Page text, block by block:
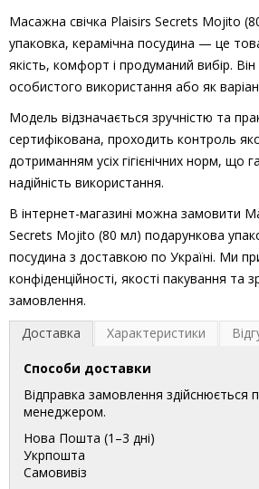
Масажна свічка Plaisirs Secrets Mojito
упаковка, керамічна посудина — це
якість, комфорт і продуманий вибір.
особистого використання або як
Модель відзначається зручністю та
сертифікована, проходить контроль
дотриманням усіх гігієнічних норм, що
надійність використання.
В інтернет-магазині можна замовити
Secrets Mojito (80 мл) подарункова
посудина з доставкою по Україні. Ми
конфіденційності, якості пакування та
замовлення.
Доставка
Характеристики
Способи доставки
Відправка замовлення здійснюється
менеджером.
Нова Пошта (1–3 дні)
Укрпошта
Самовивіз